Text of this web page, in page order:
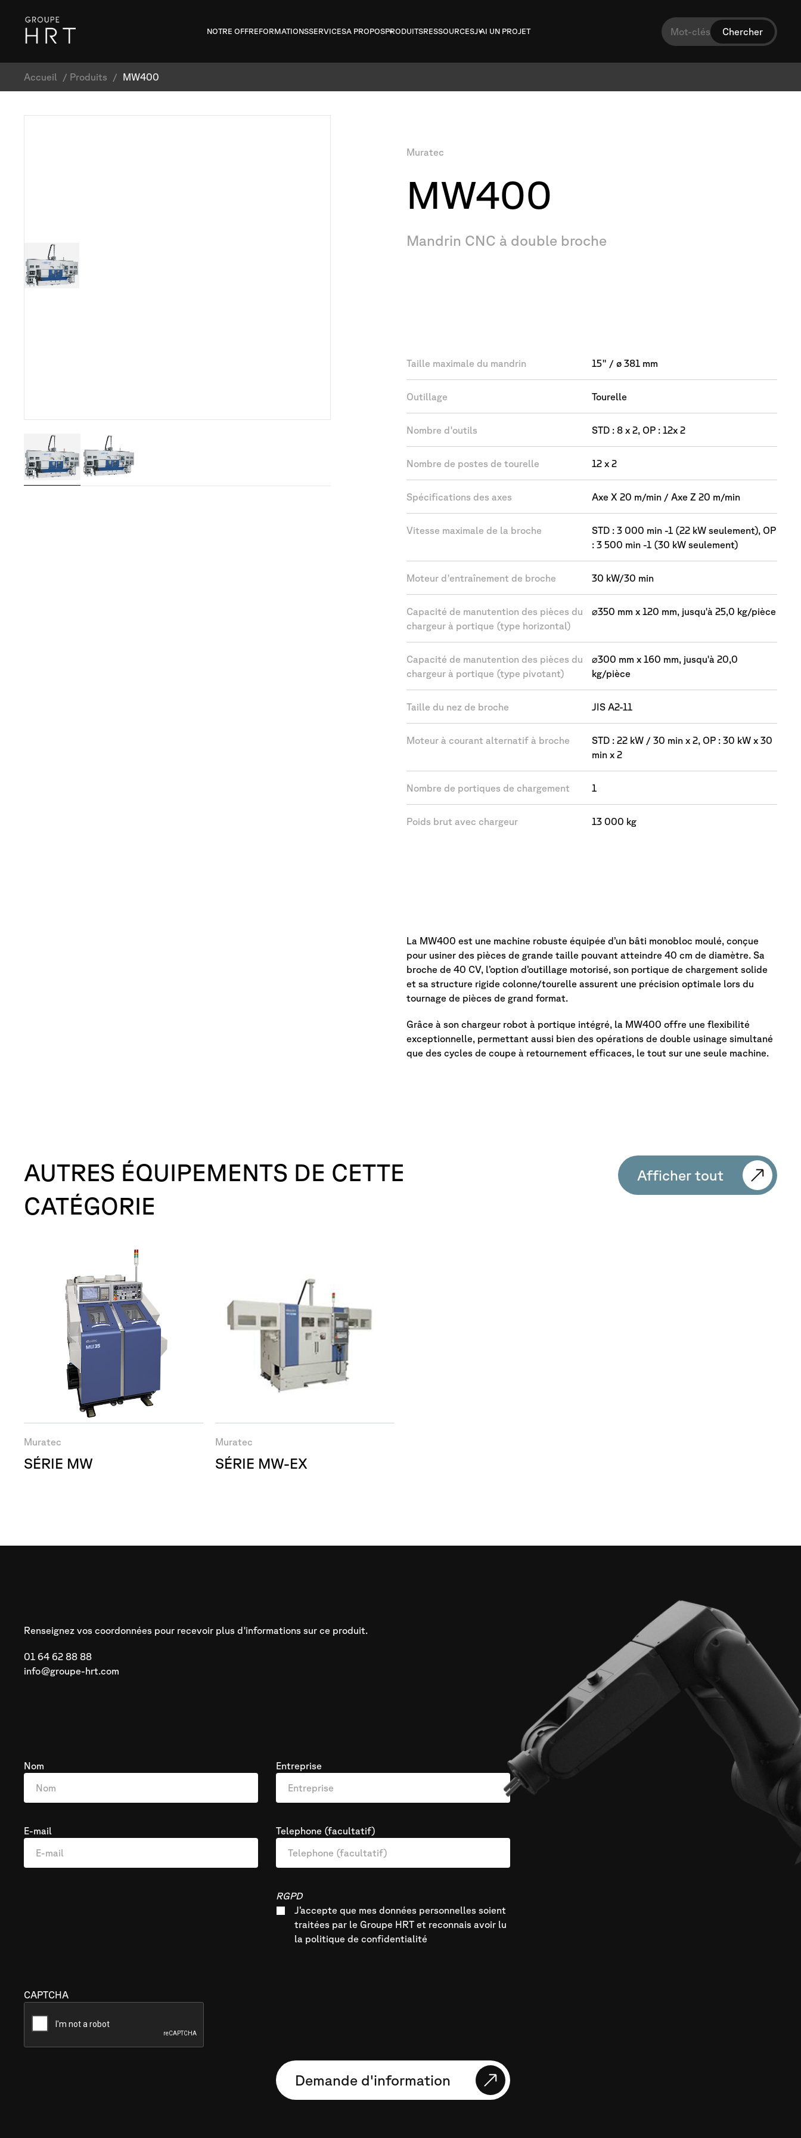
NOTRE OFFREFORMATIONSSERVICESA PROPOSPRODUITSRESSOURCESJ'AI UN PROJET
Accueil / Produits / MW400
Muratec
MW400
Mandrin CNC à double broche
Taille maximale du mandrin 15" / ø 381 mm
Outillage Tourelle
Nombre d'outils STD : 8 x 2, OP : 12x 2
Nombre de postes de tourelle 12 x 2
Spécifications des axes Axe X 20 m/min / Axe Z 20 m/min
Vitesse maximale de la broche
STD : 3 000 min -1 (22 kW seulement), OP
: 3 500 min -1 (30 kW seulement)
Moteur d'entraînement de broche 30 kW/30 min
Capacité de manutention des pièces du
chargeur à portique (type horizontal)
⌀350 mm x 120 mm, jusqu'à 25,0 kg/pièce
Capacité de manutention des pièces du
chargeur à portique (type pivotant)
⌀300 mm x 160 mm, jusqu'à 20,0
kg/pièce
Taille du nez de broche JIS A2-11
Moteur à courant alternatif à broche
STD : 22 kW / 30 min x 2, OP : 30 kW x 30
min x 2
Nombre de portiques de chargement 1
Poids brut avec chargeur 13 000 kg
La MW400 est une machine robuste équipée d’un bâti monobloc moulé, conçue
pour usiner des pièces de grande taille pouvant atteindre 40 cm de diamètre. Sa
broche de 40 CV, l’option d’outillage motorisé, son portique de chargement solide
et sa structure rigide colonne/tourelle assurent une précision optimale lors du
tournage de pièces de grand format.
Grâce à son chargeur robot à portique intégré, la MW400 offre une flexibilité
exceptionnelle, permettant aussi bien des opérations de double usinage simultané
que des cycles de coupe à retournement efficaces, le tout sur une seule machine.
AUTRES ÉQUIPEMENTS DE CETTE
CATÉGORIE
Afficher tout
Muratec
SÉRIE MW
Muratec
SÉRIE MW-EX
Demande d'information
Renseignez vos coordonnées pour recevoir plus d'informations sur ce produit.
01 64 62 88 88
info@groupe-hrt.com
Nom Entreprise
E-mail Telephone (facultatif)
RGPD
J’accepte que mes données personnelles soient
traitées par le Groupe HRT et reconnais avoir lu
la politique de confidentialité
CAPTCHA
Demande d'information